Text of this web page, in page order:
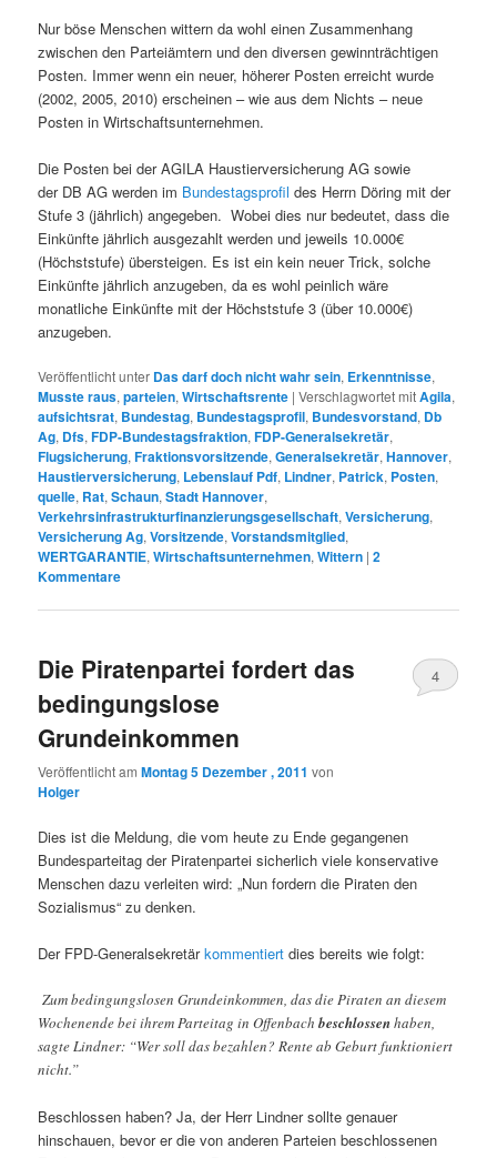
Nur böse Menschen wittern da wohl einen Zusammenhang
zwischen den Parteiämtern und den diversen gewinnträchtigen
Posten. Immer wenn ein neuer, höherer Posten erreicht wurde
(2002, 2005, 2010) erscheinen – wie aus dem Nichts – neue
Posten in Wirtschaftsunternehmen.
Die Posten bei der AGILA Haustierversicherung AG sowie
der DB AG werden im Bundestagsprofil des Herrn Döring mit der
Stufe 3 (jährlich) angegeben. Wobei dies nur bedeutet, dass die
Einkünfte jährlich ausgezahlt werden und jeweils 10.000€
(Höchststufe) übersteigen. Es ist ein kein neuer Trick, solche
Einkünfte jährlich anzugeben, da es wohl peinlich wäre
monatliche Einkünfte mit der Höchststufe 3 (über 10.000€)
anzugeben.
Veröffentlicht unter Das darf doch nicht wahr sein, Erkenntnisse,
Musste raus,parteien,Wirtschaftsrente |Verschlagwortet mitAgila,
aufsichtsrat, Bundestag, Bundestagsprofil, Bundesvorstand, Db
Ag, Dfs,FDP-Bundestagsfraktion,FDP-Generalsekretär,
Flugsicherung,Fraktionsvorsitzende,Generalsekretär,Hannover,
Haustierversicherung, Lebenslauf Pdf, Lindner, Patrick, Posten,
quelle, Rat,Schaun,Stadt Hannover,
Verkehrsinfrastrukturfinanzierungsgesellschaft,Versicherung,
Versicherung Ag,Vorsitzende,Vorstandsmitglied,
WERTGARANTIE,Wirtschaftsunternehmen,Wittern |2
Kommentare
Die Piratenpartei fordert das
bedingungslose
Grundeinkommen
Veröffentlicht amMontag 5 Dezember , 2011 von
Holger
4
Dies ist die Meldung, die vom heute zu Ende gegangenen
Bundesparteitag der Piratenpartei sicherlich viele konservative
Menschen dazu verleiten wird: „Nun fordern die Piraten den
Sozialismus“ zu denken.
Der FPD-Generalsekretärkommentiert dies bereits wie folgt:
Zum bedingungslosen Grundeinkommen, das die Piraten an diesem
Wochenende bei ihrem Parteitag in Offenbachbeschlossenhaben,
sagte Lindner: “Wer soll das bezahlen? Rente ab Geburt funktioniert
nicht.”
Beschlossen haben? Ja, der Herr Lindner sollte genauer
hinschauen, bevor er die von anderen Parteien beschlossenen